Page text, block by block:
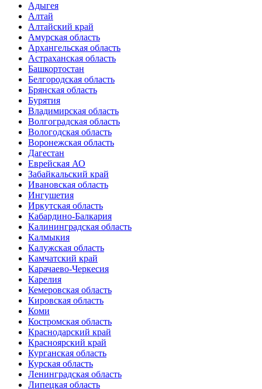
Адыгея
Алтай
Алтайский край
Амурская область
Архангельская область
Астраханская область
Башкортостан
Белгородская область
Брянская область
Бурятия
Владимирская область
Волгоградская область
Вологодская область
Воронежская область
Дагестан
Еврейская АО
Забайкальский край
Ивановская область
Ингушетия
Иркутская область
Кабардино-Балкария
Калининградская область
Калмыкия
Калужская область
Камчатский край
Карачаево-Черкесия
Карелия
Кемеровская область
Кировская область
Коми
Костромская область
Краснодарский край
Красноярский край
Курганская область
Курская область
Ленинградская область
Липецкая область